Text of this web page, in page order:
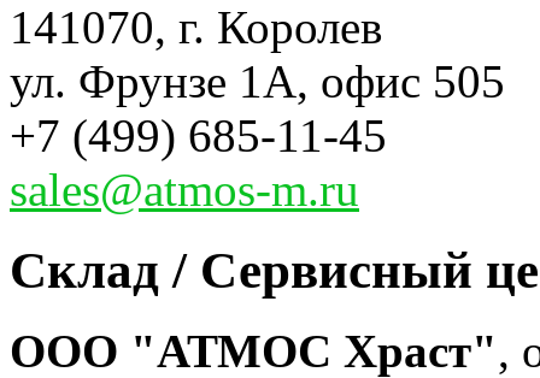
141070, г. Королев
ул. Фрунзе 1А, офис 505
+7 (499) 685-11-45
sales@atmos-m.ru
Склад / Сервисный
ООО "АТМОС Храст",